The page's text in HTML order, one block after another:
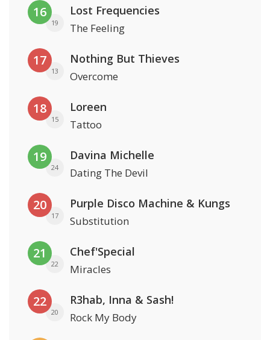
16
19
Lost Frequencies
The Feeling
17
13
Nothing But Thieves
Overcome
18
15
Loreen
Tattoo
19
24
Davina Michelle
Dating The Devil
20
17
Purple Disco Machine & Kungs
Substitution
21
22
Chef'Special
Miracles
22
20
R3hab, Inna & Sash!
Rock My Body